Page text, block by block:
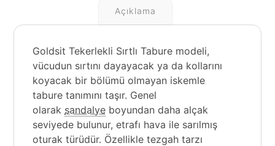
Açıklama
Goldsit Tekerlekli Sırtlı Tabure modeli,
vücudun sırtını dayayacak ya da kollarını
koyacak bir bölümü olmayan iskemle
tabure tanımını taşır. Genel
olarak sandalye boyundan daha alçak
seviyede bulunur, etrafı hava ile sarılmış
oturak türüdür. Özellikle tezgah tarzı